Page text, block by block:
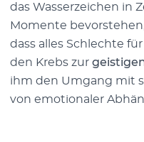
das Wasserzeichen in
Momente
dass alles Schlechte
den Krebs zur
ihm den Umgang mit
von emotionaler